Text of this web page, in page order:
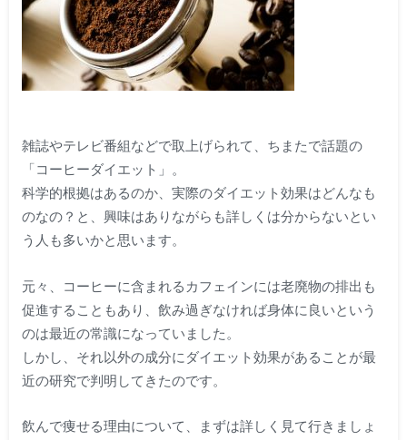
雑誌やテレビ番組などで取上げられて、ちまたで話題の
「コーヒーダイエット」。
科学的根拠はあるのか、実際のダイエット効果はどんなも
のなの？と、興味はありながらも詳しくは分からないとい
う人も多いかと思います。
元々、コーヒーに含まれるカフェインには老廃物の排出も
促進することもあり、飲み過ぎなければ身体に良いという
のは最近の常識になっていました。
しかし、それ以外の成分にダイエット効果があることが最
近の研究で判明してきたのです。
飲んで痩せる理由について、まずは詳しく見て行きましょ